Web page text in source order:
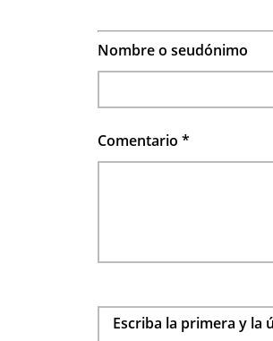
Nombre o seudónimo
Comentario *
Escriba la primera y la